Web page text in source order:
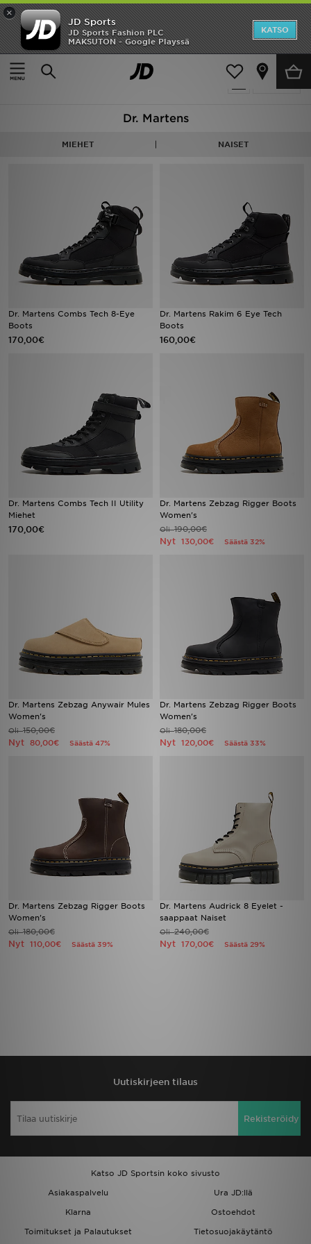
×
JD Sports
JD Sports Fashion PLC
MAKSUTON - Google Playssä
KATSO
Etusivu
Dr. Martens
Suodata
8 tuotetta
Dr. Martens
MIEHET NAISET
Dr. Martens Combs Tech 8-Eye
Boots
170,00€
Dr. Martens Rakim 6 Eye Tech
Boots
160,00€
Dr. Martens Combs Tech II Utility
Miehet
170,00€
Dr. Martens Zebzag Rigger Boots
Women's
Oli190,00€
Nyt 130,00€ Säästä 32%
Dr. Martens Zebzag Anywair Mules
Women's
Oli150,00€
Nyt 80,00€ Säästä 47%
Dr. Martens Zebzag Rigger Boots
Women's
Oli180,00€
Nyt 120,00€ Säästä 33%
Dr. Martens Zebzag Rigger Boots
Women's
Oli180,00€
Nyt 110,00€ Säästä 39%
Dr. Martens Audrick 8 Eyelet -
saappaat Naiset
Oli240,00€
Nyt 170,00€ Säästä 29%
Uutiskirjeen tilaus
Rekisteröidy
Katso JD Sportsin koko sivusto
Asiakaspalvelu
Ura JD:llä
Klarna
Ostoehdot
Toimitukset ja Palautukset
Tietosuojakäytäntö
Etusivu
Ale
Tuotemerkit
Inspiroidu
Jalkapallo
Urheilu
Minun viestini
Asiakaspalvelu ja tietoa